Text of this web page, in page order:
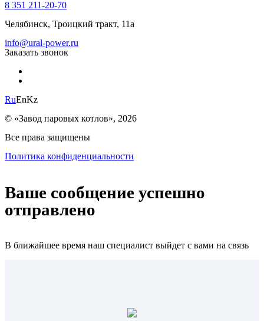
8 351 211-20-70
Челябинск, Троицкий тракт, 11а
info@ural-power.ru
Заказать звонок
RuEnKz
© «Завод паровых котлов», 2026
Все права защищены
Политика конфиденциальности
Ваше сообщение успешно
отправлено
В ближайшее время наш специалист выйдет с вами на связь